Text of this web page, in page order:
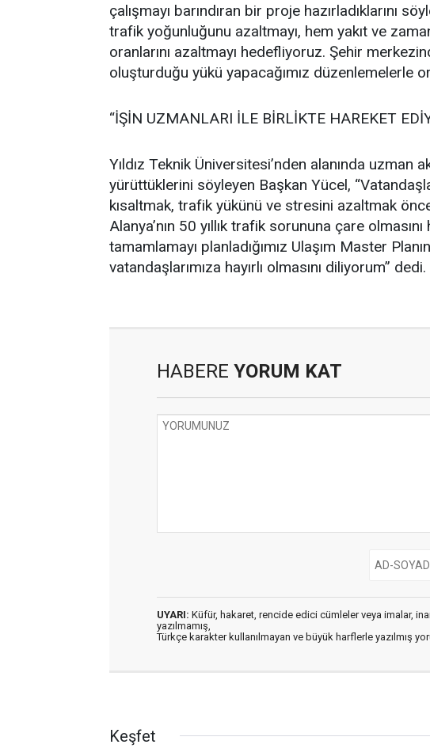
çalışmayı barındıran bir proje hazırladıklarını
trafik yoğunluğunu azaltmayı, hem yakıt ve
oranlarını azaltmayı hedefliyoruz. Şehir
oluşturduğu yükü yapacağımız düzenlemelerle
“İŞİN UZMANLARI İLE BİRLİKTE HAREKET
Yıldız Teknik Üniversitesi’nden alanında uzman
yürüttüklerini söyleyen Başkan Yücel,
kısaltmak, trafik yükünü ve stresini azaltmak
Alanya’nın 50 yıllık trafik sorununa çare
tamamlamayı planladığımız Ulaşım Master
vatandaşlarımıza hayırlı olmasını diliyorum” dedi.
HABERE YORUM KAT
UYARI: Küfür, hakaret, rencide edici cümleler veya imalar,
yazılmamış,
Türkçe karakter kullanılmayan ve büyük harflerle yazılmış
Keşfet